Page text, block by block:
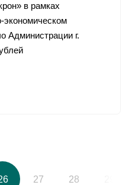
в рамках
экономическом
Администрации г.
27 28